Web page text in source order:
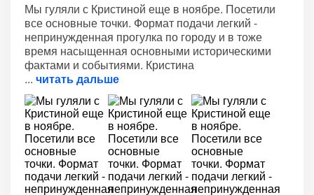
Мы гуляли с Кристиной еще в ноябре. Посетили
все основные точки. Формат подачи легкий -
непринужденная прогулка по городу и в тоже
время насыщенная основными историческими
фактами и событиями. Кристина
читать дальше